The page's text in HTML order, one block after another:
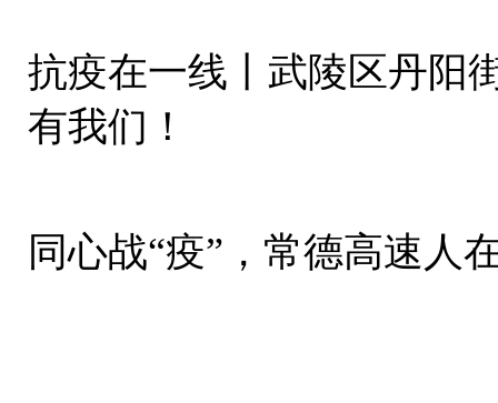
抗疫在一线丨武陵区丹阳
有我们！
同心战“疫”，常德高速人